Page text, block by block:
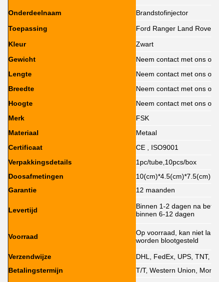
Onderdeelnaam
Brandstofinjector
Toepassing
Ford Ranger Land Rover
Kleur
Zwart
Gewicht
Neem contact met ons op
Lengte
Neem contact met ons op
Breedte
Neem contact met ons op
Hoogte
Neem contact met ons op
Merk
FSK
Materiaal
Metaal
Certificaat
CE , ISO9001
Verpakkingsdetails
1pc/tube,10pcs/box
Doosafmetingen
10(cm)*4.5(cm)*7.5(cm)
Garantie
12 maanden
Levertijd
Binnen 1-2 dagen na
binnen 6-12 dagen
Voorraad
Op voorraad, kan niet
worden blootgesteld
Verzendwijze
DHL, FedEx, UPS, TNT,
Betalingstermijn
T/T, Western Union,